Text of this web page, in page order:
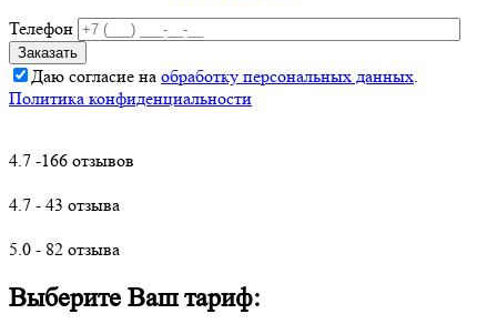
Телефон
Даю согласие на обработку персональных данных.
Политика конфиденциальности
4.7 -166 отзывов
4.7 - 43 отзыва
5.0 - 82 отзыва
Выберите Ваш тариф: